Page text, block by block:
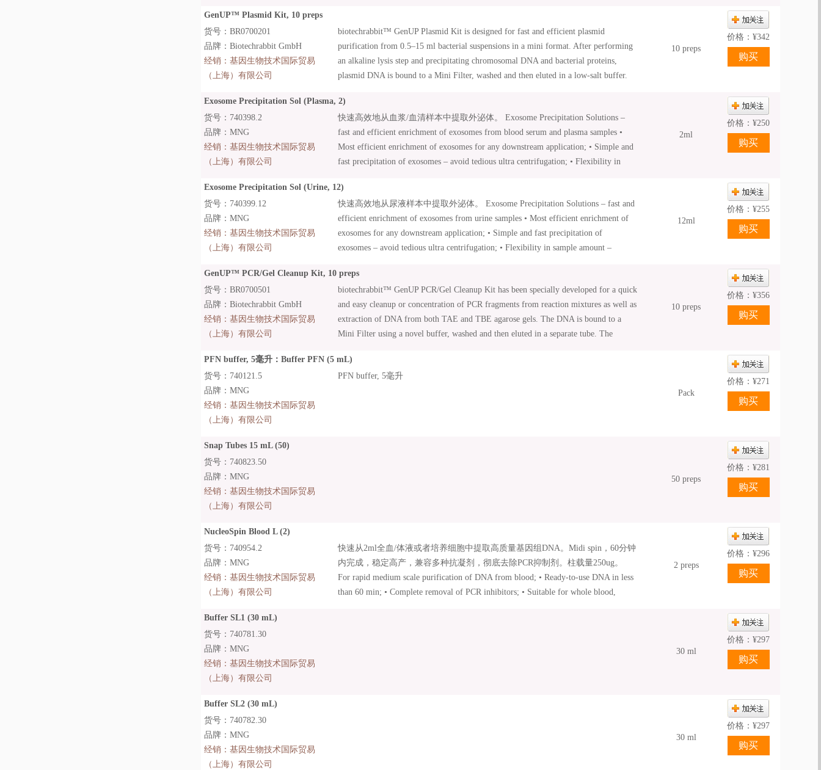
ready for use in all demanding molecular biology applications, including restriction
digestion, ligation and sequencing.
GenUP™ Plasmid Kit, 10 preps
10 preps
价格： ¥342
货号：BR0700201
品牌：Biotechrabbit GmbH
经销： 基因生物技术国际贸易
（上海）有限公司
biotechrabbit™ GenUP Plasmid Kit is designed for fast and efficient plasmid
purification from 0.5–15 ml bacterial suspensions in a mini format. After performing
an alkaline lysis step and precipitating chromosomal DNA and bacterial proteins,
plasmid DNA is bound to a Mini Filter, washed and then eluted in a low-salt buffer.
depending on a plasmid copy number. The purified plasmid DNA is ready to be used
in all demanding molecular biology applications, including enzymatic reactions and
sequencing.
Exosome Precipitation Sol (Plasma, 2)
2ml
价格： ¥250
货号：740398.2
品牌：MNG
经销： 基因生物技术国际贸易
（上海）有限公司
快速高效地从血浆/血清样本中提取外泌体。 Exosome Precipitation Solutions –
fast and efficient enrichment of exosomes from blood serum and plasma samples •
Most efficient enrichment of exosomes for any downstream application; • Simple and
fast precipitation of exosomes – avoid tedious ultra centrifugation; • Flexibility in
Exosome Precipitation Sol (Urine, 12)
12ml
价格： ¥255
货号：740399.12
品牌：MNG
经销： 基因生物技术国际贸易
（上海）有限公司
快速高效地从尿液样本中提取外泌体。 Exosome Precipitation Solutions – fast and
efficient enrichment of exosomes from urine samples • Most efficient enrichment of
exosomes for any downstream application; • Simple and fast precipitation of
exosomes – avoid tedious ultra centrifugation; • Flexibility in sample amount –
GenUP™ PCR/Gel Cleanup Kit, 10 preps
10 preps
价格： ¥356
货号：BR0700501
品牌：Biotechrabbit GmbH
经销： 基因生物技术国际贸易
（上海）有限公司
biotechrabbit™ GenUP PCR/Gel Cleanup Kit has been specially developed for a quick
and easy cleanup or concentration of PCR fragments from reaction mixtures as well as
extraction of DNA from both TAE and TBE agarose gels. The DNA is bound to a
Mini Filter using a novel buffer, washed and then eluted in a separate tube. The
including restriction digestion, ligation, sequencing, transfection into mammalian cells
and in vitro transcription.
PFN buffer, 5毫升：Buffer PFN (5 mL)
Pack
价格： ¥271
货号：740121.5
品牌：MNG
经销： 基因生物技术国际贸易
（上海）有限公司
PFN buffer, 5毫升
Snap Tubes 15 mL (50)
50 preps
价格： ¥281
货号：740823.50
品牌：MNG
经销： 基因生物技术国际贸易
（上海）有限公司
NucleoSpin Blood L (2)
2 preps
价格： ¥296
货号：740954.2
品牌：MNG
经销： 基因生物技术国际贸易
（上海）有限公司
快速从2ml全血/体液或者培养细胞中提取高质量基因组DNA。Midi spin，60分钟
内完成，稳定高产，兼容多种抗凝剂，彻底去除PCR抑制剂。柱载量250ug。
For rapid medium scale purification of DNA from blood; • Ready-to-use DNA in less
than 60 min; • Complete removal of PCR inhibitors; • Suitable for whole blood,
Buffer SL1 (30 mL)
30 ml
价格： ¥297
货号：740781.30
品牌：MNG
经销： 基因生物技术国际贸易
（上海）有限公司
Buffer SL2 (30 mL)
30 ml
价格： ¥297
货号：740782.30
品牌：MNG
经销： 基因生物技术国际贸易
（上海）有限公司